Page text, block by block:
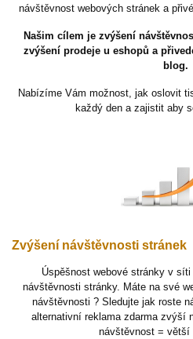
návštěvnost webových stránek a
Našim cílem je zvýšení
zvýšení prodeje u eshopů a
blog.
Nabízíme Vám možnost, jak oslovit
každý den a zajistit aby
Zvýšení návštěvnosti stránek
Úspěšnost webové stránky v
návštěvnosti stránky. Máte na své
návštěvnosti ? Sledujte jak roste
alternativní reklama zdarma zvýší
návštěvnost = větší